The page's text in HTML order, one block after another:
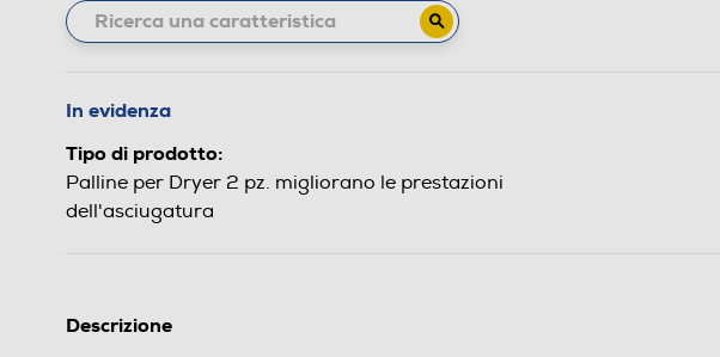
In evidenza
Tipo di prodotto:
Palline per Dryer 2 pz. migliorano le prestazioni
dell'asciugatura
Descrizione